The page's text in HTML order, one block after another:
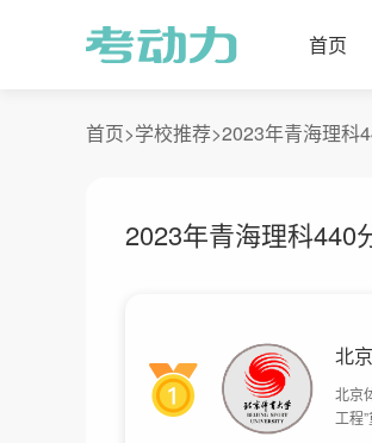
首页
首页>学校推荐>2023年青海理科
2023年青海理科440
北
北京
工程